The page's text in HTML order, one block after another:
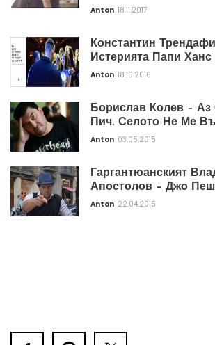
Anton 18.11.2017
Константин
Истерията Папи
Anton 18.10.2016
Борислав Колев –
Пич. Селото Не Ме
Anton 03.05.2015
Гаргантюанският
Апостолов – Джо
Anton 22.04.2015